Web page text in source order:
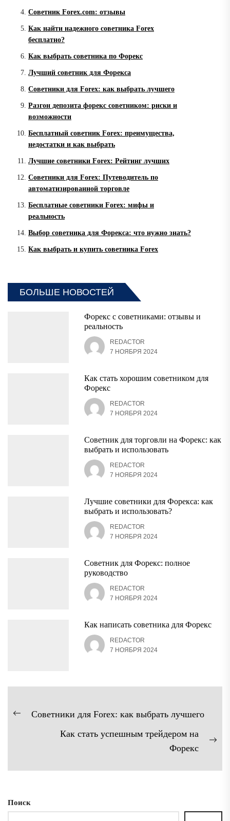
Советник Forex.com: отзывы
Как найти надежного советника Forex
бесплатно?
Как выбрать советника по Форекс
Лучший советник для Форекса
Советники для Forex: как выбрать лучшего
Разгон депозита форекс советником: риски и
возможности
Бесплатный советник Forex: преимущества,
недостатки и как выбрать
Лучшие советники Forex: Рейтинг лучших
Советники для Forex: Путеводитель по
автоматизированной торговле
Бесплатные советники Forex: мифы и
реальность
Выбор советника для Форекса: что нужно знать?
Как выбрать и купить советника Forex
БОЛЬШЕ НОВОСТЕЙ
Форекс с советниками: отзывы и
реальность
REDACTOR
7 НОЯБРЯ 2024
Как стать хорошим советником для
Форекс
REDACTOR
7 НОЯБРЯ 2024
Советник для торговли на Форекс: как
выбрать и использовать
REDACTOR
7 НОЯБРЯ 2024
Лучшие советники для Форекса: как
выбрать и использовать?
REDACTOR
7 НОЯБРЯ 2024
Советник для Форекс: полное
руководство
REDACTOR
7 НОЯБРЯ 2024
Как написать советника для Форекс
REDACTOR
7 НОЯБРЯ 2024
Навигация
Предыдущая
Советники для Forex: как выбрать лучшего
Как стать успешным трейдером на
Форекс
Поиск